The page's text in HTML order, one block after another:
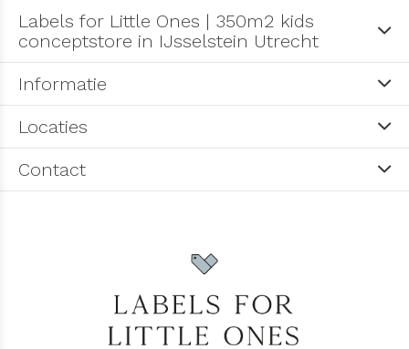
Labels for Little Ones | 350m2 kids
conceptstore in IJsselstein Utrecht
Informatie
Locaties
Contact